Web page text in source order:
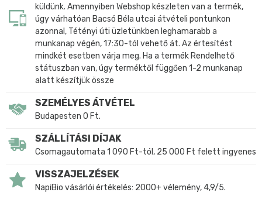
küldünk. Amennyiben Webshop készleten van a termék,
úgy várhatóan Bacsó Béla utcai átvételi pontunkon
azonnal, Tétényi úti üzletünkben leghamarabb a
munkanap végén, 17:30-tól vehető át. Az értesítést
mindkét esetben várja meg. Ha a termék Rendelhető
státuszban van, úgy terméktől függően 1-2 munkanap
alatt készítjük össze
SZEMÉLYES ÁTVÉTEL
Budapesten 0 Ft.
SZÁLLÍTÁSI DÍJAK
Csomagautomata 1 090 Ft-tól, 25 000 Ft felett ingyenes
VISSZAJELZÉSEK
NapiBio vásárlói értékelés: 2000+ vélemény, 4,9/5.